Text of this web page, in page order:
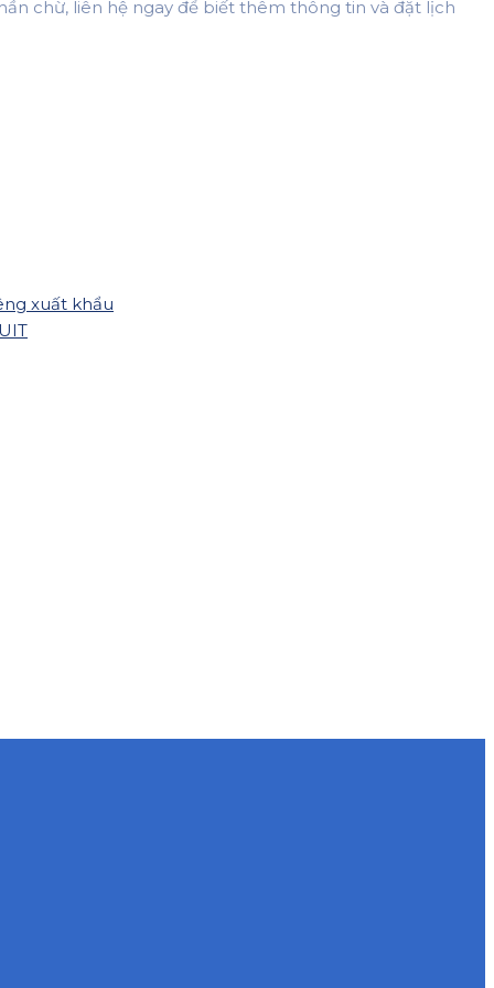
chừ, liên hệ ngay để biết thêm thông tin và đặt lịch
xuất khẩu